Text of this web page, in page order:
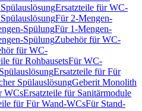
Ersatzteile für WC-
Für 2-Mengen-
SpülungFür 1-Mengen-
SpülungZubehör für WC-
für WC-
für RohbausetsFür WC-
Ersatzteile für Für
SpülauslösungGeberit Monolith
WCsErsatzteile für Sanitärmodule
für Für Wand-WCsFür Stand-